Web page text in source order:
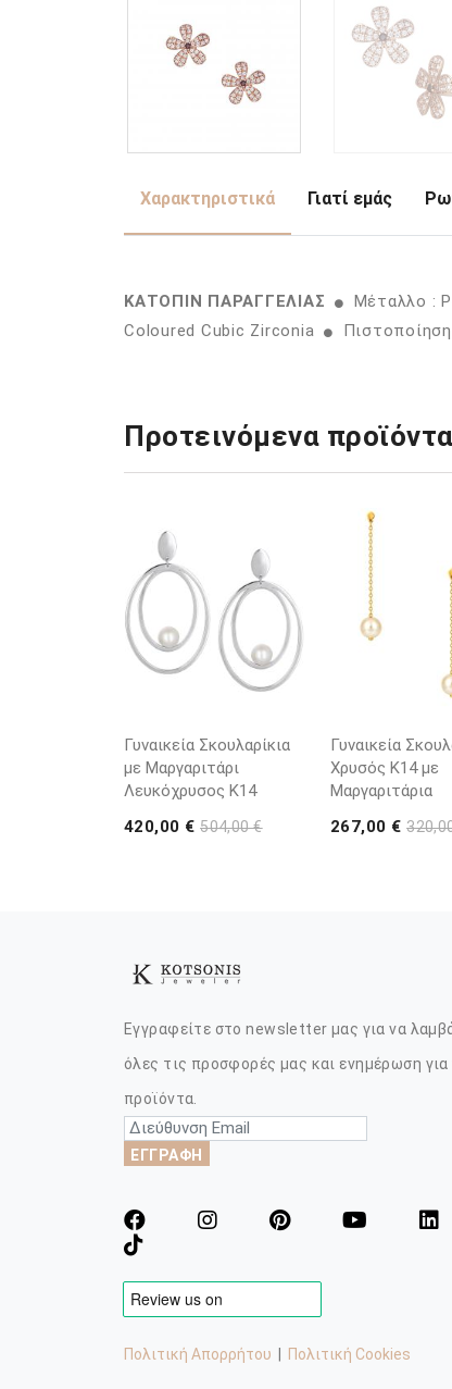
Χαρακτηριστικά Γιατί εμάς
ΚΑΤΟΠΙΝ ΠΑΡΑΓΓΕΛΙΑΣ Μέταλλο :
Coloured Cubic Zirconia
Προτεινόμενα προϊόντα
Γυναικεία Σκουλαρίκια
με Μαργαριτάρι
Λευκόχρυσος K14
420,00 €504,00 €
Γυναικεία
Χρυσός K14 με
Μαργαριτάρια
267,00 €
Εγγραφείτε στο newsletter μας για να
όλες τις προσφορές μας και ενημέρωση για
προϊόντα.
ΕΓΓΡΑΦΗ
Πολιτική Απορρήτου Πολιτική Cookies